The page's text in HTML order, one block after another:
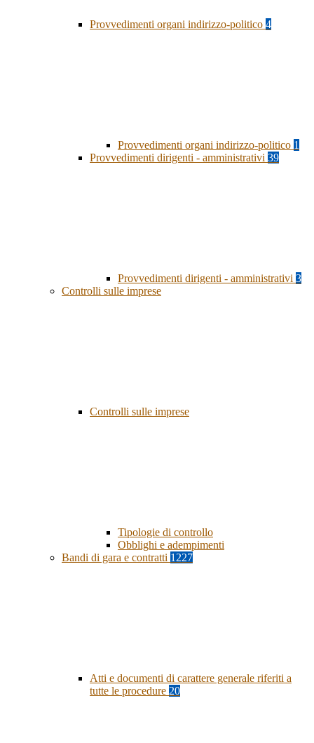
Provvedimenti organi indirizzo-politico 4
Provvedimenti organi indirizzo-politico 1
Provvedimenti dirigenti - amministrativi 39
Provvedimenti dirigenti - amministrativi 3
Controlli sulle imprese
Controlli sulle imprese
Tipologie di controllo
Obblighi e adempimenti
Bandi di gara e contratti 1227
Atti e documenti di carattere generale riferiti a
tutte le procedure 20